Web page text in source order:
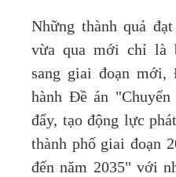
Những thành quả
vừa qua mới chỉ là
sang giai đoạn mới,
hành Đề án
đẩy, tạo động lực
thành phố giai đoạn
đến năm 2035" với